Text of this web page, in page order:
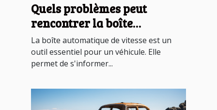
Quels problèmes peut
rencontrer la boîte
automatique de la Toyota
Aygo ?
La boîte automatique de vitesse est un
outil essentiel pour un véhicule. Elle
permet de s'informer...